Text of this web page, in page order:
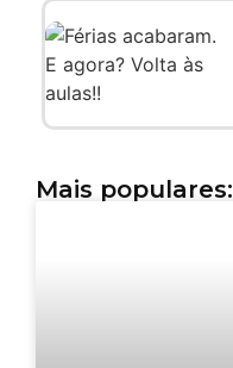
Mais populares: